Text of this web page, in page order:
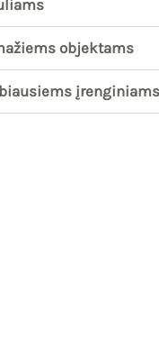
objektams
įrenginiams